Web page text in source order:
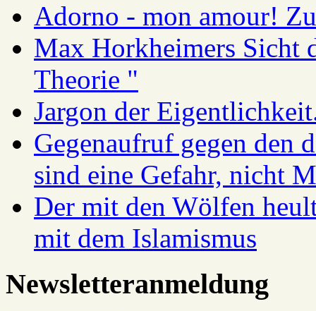
Adorno - mon amour!
Max Horkheimers Sicht
Theorie "
Jargon der
Gegenaufruf gegen den
sind eine Gefahr, nicht
Der mit den Wölfen
mit dem Islamismus
Newsletteranmeldung